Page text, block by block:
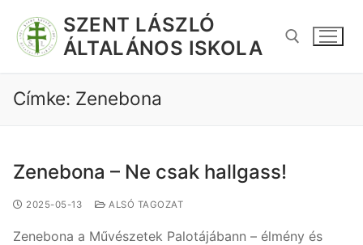
SZENT LÁSZLÓ
ÁLTALÁNOS ISKOLA
Címke: Zenebona
Zenebona – Ne csak hallgass!
2025-05-13 ALSÓ TAGOZAT
Zenebona a Művészetek Palotájábann – élmény és